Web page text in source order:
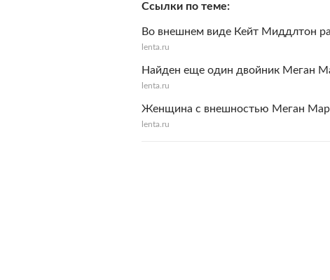
Ссылки по теме
Во внешнем виде Кейт Миддлтон
lenta.ru
Найден еще один двойник Меган
lenta.ru
Женщина с внешностью Меган
lenta.ru